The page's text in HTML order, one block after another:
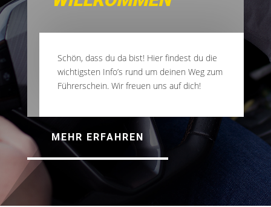
Schön, dass du da bist! Hier findest du die
wichtigsten Info’s rund um deinen Weg zum
Führerschein. Wir freuen uns auf dich!
MEHR ERFAHREN